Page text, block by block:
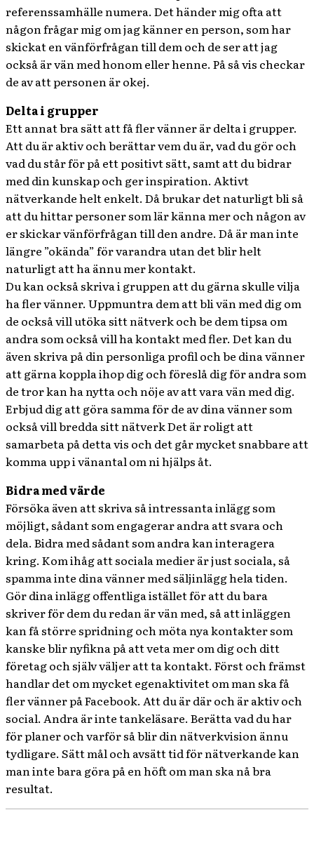
referenssamhälle numera. Det händer mig ofta att
någon frågar mig om jag känner en person, som har
skickat en vänförfrågan till dem och de ser att jag
också är vän med honom eller henne. På så vis checkar
de av att personen är okej.
Delta i grupper
Ett annat bra sätt att få fler vänner är delta i grupper.
Att du är aktiv och berättar vem du är, vad du gör och
vad du står för på ett positivt sätt, samt att du bidrar
med din kunskap och ger inspiration. Aktivt
nätverkande helt enkelt. Då brukar det naturligt bli så
att du hittar personer som lär känna mer och någon av
er skickar vänförfrågan till den andre. Då är man inte
längre ”okända” för varandra utan det blir helt
naturligt att ha ännu mer kontakt.
Du kan också skriva i gruppen att du gärna skulle vilja
ha fler vänner. Uppmuntra dem att bli vän med dig om
de också vill utöka sitt nätverk och be dem tipsa om
andra som också vill ha kontakt med fler. Det kan du
även skriva på din personliga profil och be dina vänner
att gärna koppla ihop dig och föreslå dig för andra som
de tror kan ha nytta och nöje av att vara vän med dig.
Erbjud dig att göra samma för de av dina vänner som
också vill bredda sitt nätverk Det är roligt att
samarbeta på detta vis och det går mycket snabbare att
komma upp i vänantal om ni hjälps åt.
Bidra med värde
Försöka även att skriva så intressanta inlägg som
möjligt, sådant som engagerar andra att svara och
dela. Bidra med sådant som andra kan interagera
kring. Kom ihåg att sociala medier är just sociala, så
spamma inte dina vänner med säljinlägg hela tiden.
Gör dina inlägg offentliga istället för att du bara
skriver för dem du redan är vän med, så att inläggen
kan få större spridning och möta nya kontakter som
kanske blir nyfikna på att veta mer om dig och ditt
företag och själv väljer att ta kontakt. Först och främst
handlar det om mycket egenaktivitet om man ska få
fler vänner på Facebook. Att du är där och är aktiv och
social. Andra är inte tankeläsare. Berätta vad du har
för planer och varför så blir din nätverkvision ännu
tydligare. Sätt mål och avsätt tid för nätverkande kan
man inte bara göra på en höft om man ska nå bra
resultat.